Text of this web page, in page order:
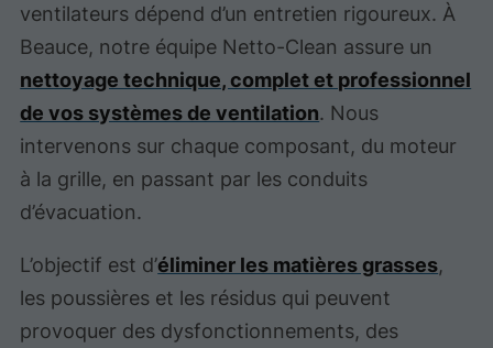
ventilateurs dépend d’un entretien rigoureux. À
Beauce, notre équipe Netto-Clean assure un
nettoyage technique, complet et professionnel
de vos systèmes de ventilation. Nous
intervenons sur chaque composant, du moteur
à la grille, en passant par les conduits
d’évacuation.
L’objectif est d’éliminer les matières grasses,
les poussières et les résidus qui peuvent
provoquer des dysfonctionnements, des